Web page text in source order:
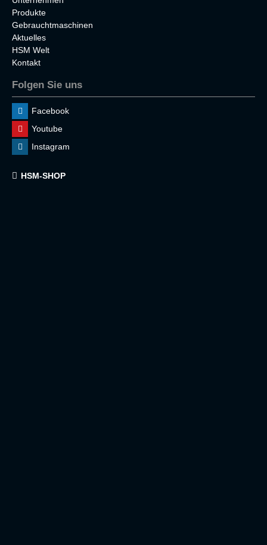
Produkte
Gebrauchtmaschinen
Aktuelles
HSM Welt
Kontakt
Folgen Sie uns
Facebook
Youtube
Instagram
HSM-SHOP